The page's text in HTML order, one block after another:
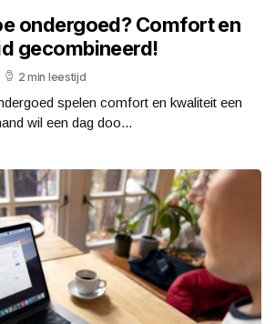
ondergoed? Comfort en
gecombineerd!
2 min leestijd
spelen comfort en kwaliteit een
wil een dag doo...